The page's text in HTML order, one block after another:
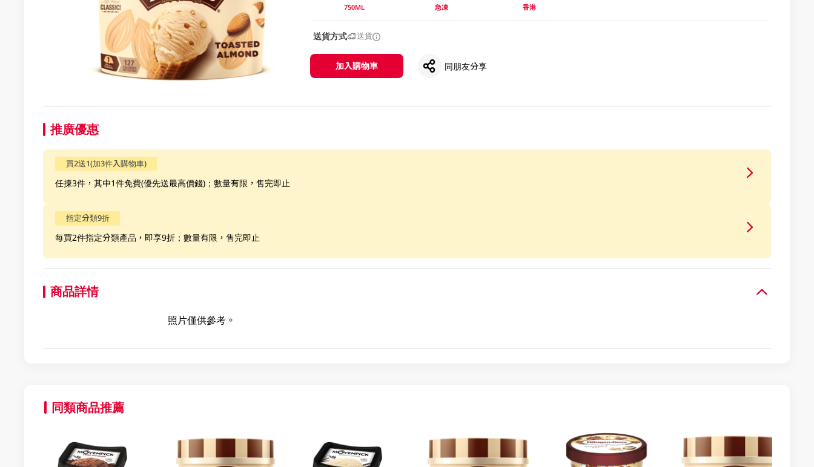
750ML
急凍
香港
送貨方式 送貨
加入購物車 同朋友分享
推廣優惠
買2送1(加3件入購物車)
任揀3件，其中1件免費(優先送最高價錢)；數量有限，售完即止
指定分類9折
每買2件指定分類產品，即享9折；數量有限，售完即止
商品詳情
照片僅供參考。
同類商品推薦